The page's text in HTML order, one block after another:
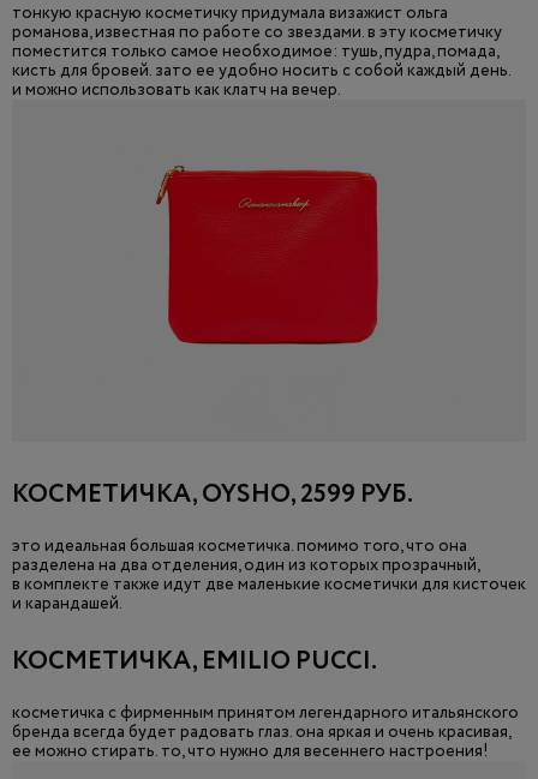
тонкую красную косметичку придумала визажист ольга
романова, известная по работе со звездами. в эту косметичку
поместится только самое необходимое: тушь, пудра, помада,
кисть для бровей. зато ее удобно носить с собой каждый день.
и можно использовать как клатч на вечер.
КОСМЕТИЧКА, OYSHO, 2599 РУБ.
это идеальная большая косметичка. помимо того, что она
разделена на два отделения, один из которых прозрачный,
в комплекте также идут две маленькие косметички для кисточек
и карандашей.
КОСМЕТИЧКА, EMILIO PUCCI.
косметичка с фирменным принятом легендарного итальянского
бренда всегда будет радовать глаз. она яркая и очень красивая,
ее можно стирать. то, что нужно для весеннего настроения!